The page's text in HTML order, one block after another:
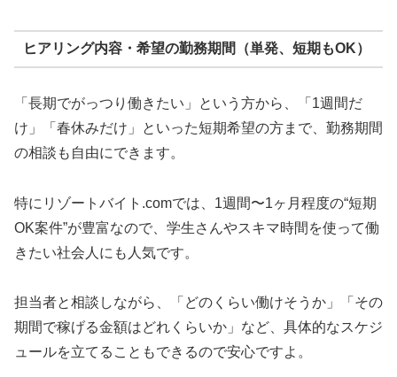
ヒアリング内容・希望の勤務期間（単発、短期もOK）
「長期でがっつり働きたい」という方から、「1週間だ
け」「春休みだけ」といった短期希望の方まで、勤務期間
の相談も自由にできます。
特にリゾートバイト.comでは、1週間〜1ヶ月程度の“短期
OK案件”が豊富なので、学生さんやスキマ時間を使って働
きたい社会人にも人気です。
担当者と相談しながら、「どのくらい働けそうか」「その
期間で稼げる金額はどれくらいか」など、具体的なスケジ
ュールを立てることもできるので安心ですよ。